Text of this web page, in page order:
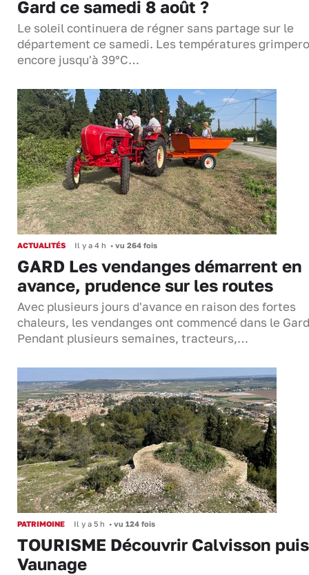
Gard ce samedi 8 août ?
Le soleil continuera de régner sans partage sur le
département ce samedi. Les températures
encore jusqu'à 39°C…
ACTUALITÉS Il y a 4 h • vu 264 fois
GARD Les vendanges démarrent en
avance, prudence sur les routes
Avec plusieurs jours d'avance en raison des fortes
chaleurs, les vendanges ont commencé dans le
Pendant plusieurs semaines, tracteurs,…
PATRIMOINE Il y a 5 h • vu 124 fois
TOURISME Découvrir Calvisson
Vaunage